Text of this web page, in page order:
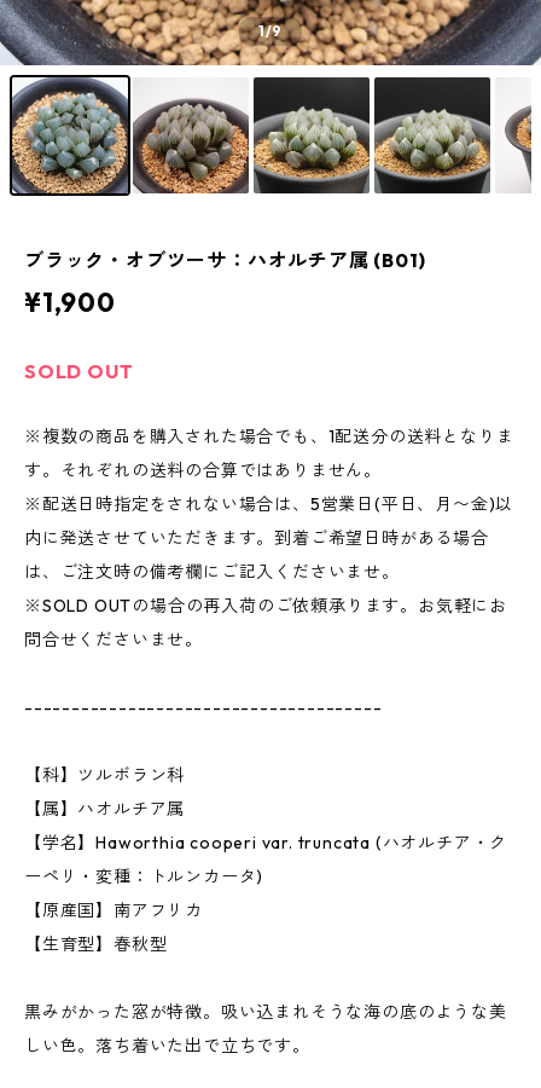
1/9
ブラック・オブツーサ：ハオルチア属 (B01)
¥1,900
SOLD OUT
※複数の商品を購入された場合でも、1配送分の送料となりま
す。それぞれの送料の合算ではありません。
※配送日時指定をされない場合は、5営業日(平日、月〜金)以
内に発送させていただきます。到着ご希望日時がある場合
は、ご注文時の備考欄にご記入くださいませ。
※SOLD OUTの場合の再入荷のご依頼承ります。お気軽にお
問合せくださいませ。
--------------------------------------
【科】ツルボラン科
【属】ハオルチア属
【学名】Haworthia cooperi var. truncata (ハオルチア・ク
ーペリ・変種：トルンカータ)
【原産国】南アフリカ
【生育型】春秋型
黒みがかった窓が特徴。吸い込まれそうな海の底のような美
しい色。落ち着いた出で立ちです。